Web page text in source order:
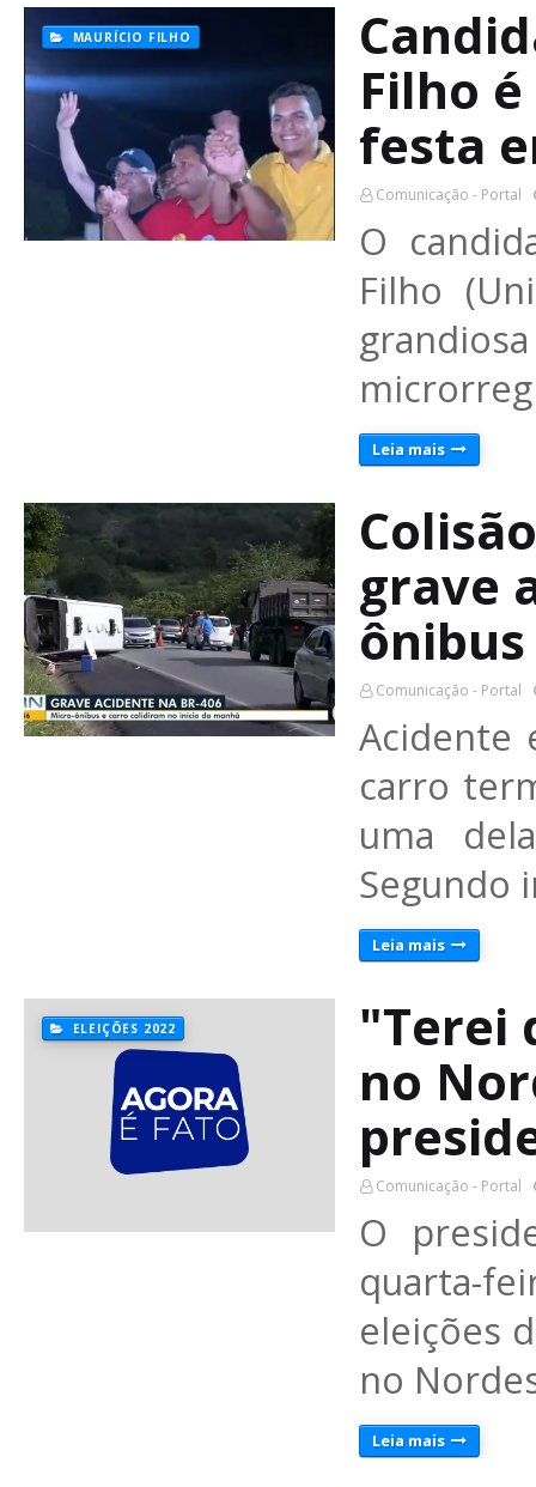
MAURÍCIO FILHO
Filho
festa
Comunicação - Portal
O
Filho
Leia mais
grave
Comunicação - Portal
Acidente
carro
uma
Segundo
Leia mais
ELEIÇÕES 2022
"Terei
no
Comunicação - Portal
O
quarta-
eleições
no
Leia mais